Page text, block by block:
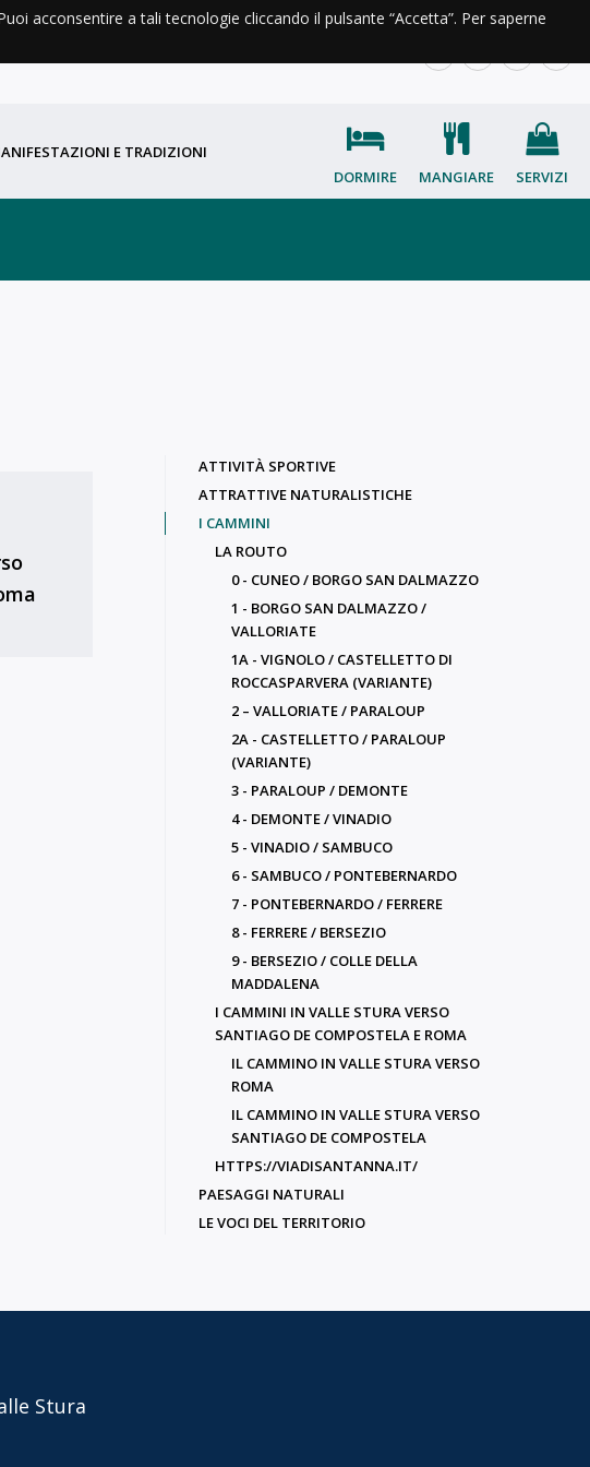
E TRADIZIONI
DORMIRE
MANGIARE SERVIZI
ATTIVITÀ SPORTIVE
ATTRATTIVE NATURALISTICHE
I CAMMINI
LA ROUTO
0 - CUNEO / BORGO SAN DALMAZZO
1 - BORGO SAN DALMAZZO /
VALLORIATE
1A - VIGNOLO / CASTELLETTO DI
ROCCASPARVERA (VARIANTE)
2 – VALLORIATE / PARALOUP
2A - CASTELLETTO / PARALOUP
(VARIANTE)
3 - PARALOUP / DEMONTE
4 - DEMONTE / VINADIO
5 - VINADIO / SAMBUCO
6 - SAMBUCO / PONTEBERNARDO
7 - PONTEBERNARDO / FERRERE
8 - FERRERE / BERSEZIO
9 - BERSEZIO / COLLE DELLA
MADDALENA
I CAMMINI IN VALLE STURA VERSO
SANTIAGO DE COMPOSTELA E ROMA
IL CAMMINO IN VALLE STURA VERSO
ROMA
IL CAMMINO IN VALLE STURA VERSO
SANTIAGO DE COMPOSTELA
HTTPS://VIADISANTANNA.IT/
PAESAGGI NATURALI
LE VOCI DEL TERRITORIO
Stura
acconsentire a tali tecnologie cliccando il pulsante “Accetta”. Per saperne